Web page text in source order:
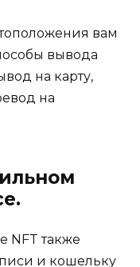
вам
вывода
на карту,
на
NFT также
и кошельку